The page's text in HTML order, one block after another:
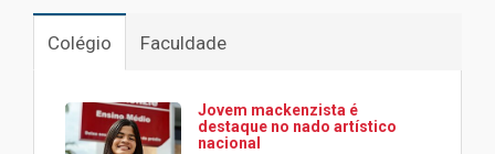
Colégio Faculdade
Jovem mackenzista é
destaque no nado artístico
nacional